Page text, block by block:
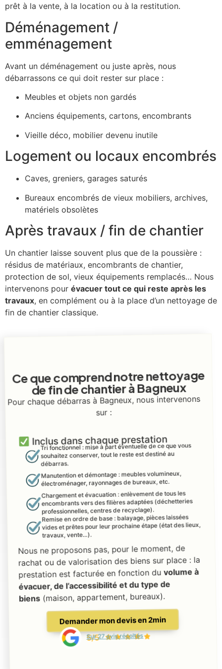
prêt à la vente, à la location ou à la restitution.
Déménagement /
emménagement
Avant un déménagement ou juste après, nous
débarrassons ce qui doit rester sur place :
Meubles et objets non gardés
Anciens équipements, cartons, encombrants
Vieille déco, mobilier devenu inutile
Logement ou locaux encombrés
Caves, greniers, garages saturés
Bureaux encombrés de vieux mobiliers, archives,
matériels obsolètes
Après travaux / fin de chantier
Un chantier laisse souvent plus que de la poussière :
résidus de matériaux, encombrants de chantier,
protection de sol, vieux équipements remplacés… Nous
intervenons pour évacuer tout ce qui reste après les
travaux, en complément ou à la place d’un nettoyage de
fin de chantier classique.
Ce que comprend notre nettoyage
de fin de chantier à Bagneux
Pour chaque débarras à Bagneux, nous intervenons
sur :
Inclus dans chaque prestation
Tri fonctionnel : mise à part éventuelle de ce que vous
souhaitez conserver, tout le reste est destiné au
débarras.
Manutention et démontage : meubles volumineux,
électroménager, rayonnages de bureaux, etc.
Chargement et évacuation : enlèvement de tous les
encombrants vers des filières adaptées (déchetteries
professionnelles, centres de recyclage).
Remise en ordre de base : balayage, pièces laissées
vides et prêtes pour leur prochaine étape (état des lieux,
travaux, vente…).
Nous ne proposons pas, pour le moment, de
rachat ou de valorisation des biens sur place : la
prestation est facturée en fonction duvolume à
évacuer, de l’accessibilité et du type de
biens (maison, appartement, bureaux).
Demander mon devis en 2min
5/5
Sur 27 avis récoltés